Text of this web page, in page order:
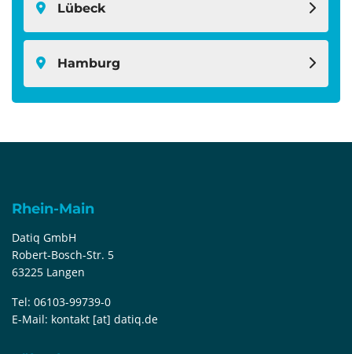
Lübeck
Hamburg
Rhein-Main
Datiq GmbH
Robert-Bosch-Str. 5
63225 Langen
Tel: 06103-99739-0
E-Mail: kontakt [at] datiq.de